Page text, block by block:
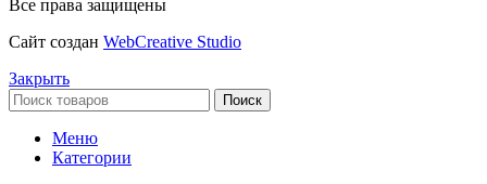
Все права защищены
Сайт создан WebCreative Studio
Закрыть
Поиск
Меню
Категории